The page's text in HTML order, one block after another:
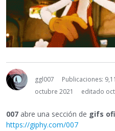
ggl007
Publicaciones:
octubre 2021
editado
007 abre una sección de gifs
https://giphy.com/007